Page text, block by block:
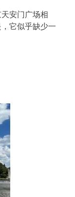
安门广场相
它似乎缺少一